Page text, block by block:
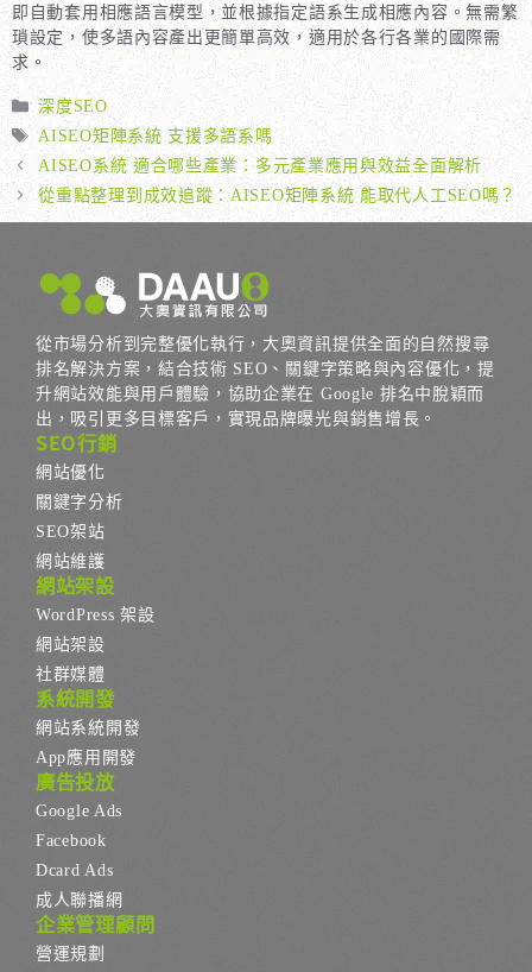
即自動套用相應語言模型，並根據指定語系生成相應內容。無需繁
瑣設定，使多語內容產出更簡單高效，適用於各行各業的國際需
求。
分
類
深度SEO
標
籤
AISEO矩陣系統 支援多語系嗎
AISEO系統 適合哪些產業：多元產業應用與效益全面解析
從重點整理到成效追蹤：AISEO矩陣系統 能取代人工SEO嗎？
從市場分析到完整優化執行，大奧資訊提供全面的自然搜尋
排名解決方案，結合技術 SEO、關鍵字策略與內容優化，提
升網站效能與用戶體驗，協助企業在 Google 排名中脫穎而
出，吸引更多目標客戶，實現品牌曝光與銷售增長。
SEO行銷
網站優化
關鍵字分析
SEO架站
網站維護
網站架設
WordPress 架設
網站架設
社群媒體
系統開發
網站系統開發
App應用開發
廣告投放
Google Ads
Facebook
Dcard Ads
成人聯播網
企業管理顧問
營運規劃